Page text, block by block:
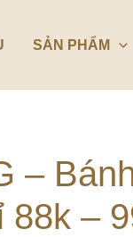
SẢN PHẨM
–
–